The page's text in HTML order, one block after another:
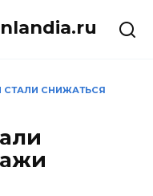
СНИЖАТЬСЯ